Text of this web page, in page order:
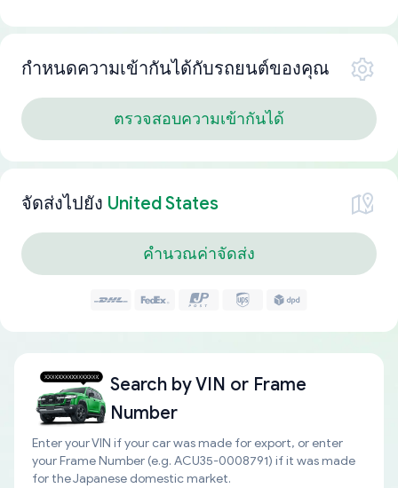
กำหนดความเข้ากันได้กับรถยนต์ของคุณ
ตรวจสอบความเข้ากันได้
จัดส่งไปยัง United States
คำนวณค่าจัดส่ง
Search byVIN or Frame
Number
Enter your VIN if your car was made for export, or enter
your Frame Number (e.g. ACU35-0008791) if it was made
for the Japanese domestic market.